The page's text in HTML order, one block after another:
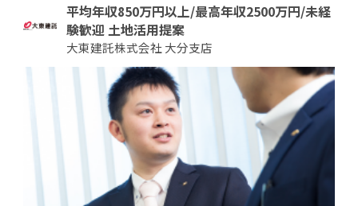
平均年収850万円以上/最高年収2500万円/未経
験歓迎 土地活用提案
大東建託株式会社 大分支店